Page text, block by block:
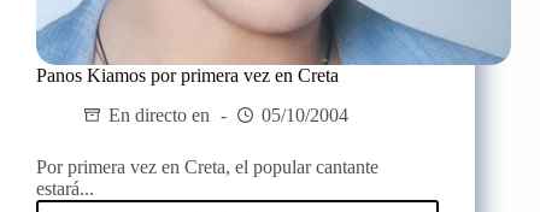
Panos Kiamos por primera vez en Creta
En directo en
05/10/2004
Por primera vez en Creta, el popular cantante
estará...